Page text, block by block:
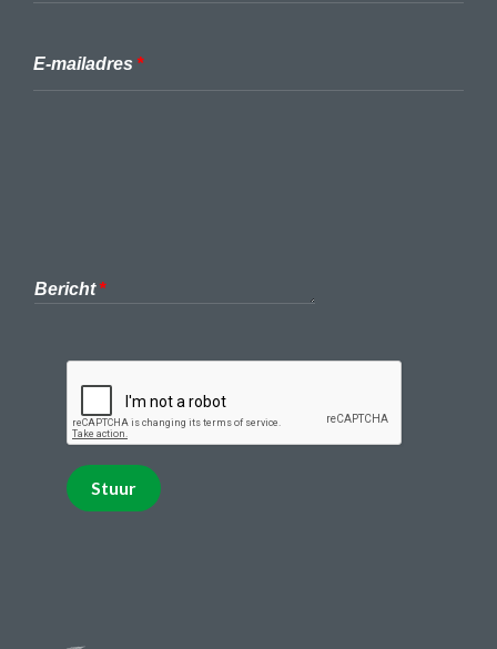
E-mailadres
Bericht
Stuur